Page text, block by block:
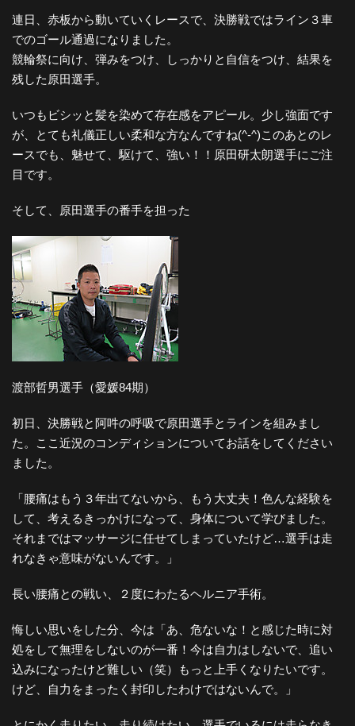
連日、赤板から動いていくレースで、決勝戦ではライン３車
でのゴール通過になりました。
競輪祭に向け、弾みをつけ、しっかりと自信をつけ、結果を
残した原田選手。
いつもビシッと髪を染めて存在感をアピール。少し強面です
が、とても礼儀正しい柔和な方なんですね(^-^)このあとのレ
ースでも、魅せて、駆けて、強い！！原田研太朗選手にご注
目です。
そして、原田選手の番手を担った
渡部哲男選手（愛媛84期）
初日、決勝戦と阿吽の呼吸で原田選手とラインを組みまし
た。ここ近況のコンディションについてお話をしてください
ました。
「腰痛はもう３年出てないから、もう大丈夫！色んな経験を
して、考えるきっかけになって、身体について学びました。
それまではマッサージに任せてしまっていたけど…選手は走
れなきゃ意味がないんです。」
長い腰痛との戦い、２度にわたるヘルニア手術。
悔しい思いをした分、今は「あ、危ないな！と感じた時に対
処をして無理をしないのが一番！今は自力はしないで、追い
込みになったけど難しい（笑）もっと上手くなりたいです。
けど、自力をまったく封印したわけではないんで。」